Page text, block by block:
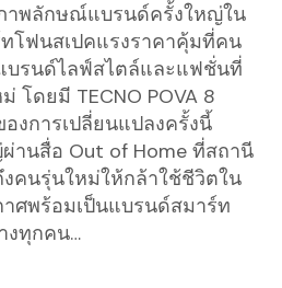
าพลักษณ์แบรนด์ครั้งใหญ่ใน
โฟนสเปคแรงราคาคุ้มที่คน
บรนด์ไลฟ์สไตล์และแฟชั่นที่
โดยมี TECNO POVA 8
งการเปลี่ยนแปลงครั้งนี้
านสื่อ Out of Home ที่สถานี
คนรุ่นใหม่ให้กล้าใช้ชีวิตใน
าศพร้อมเป็นแบรนด์สมาร์ท
งทุกคน…